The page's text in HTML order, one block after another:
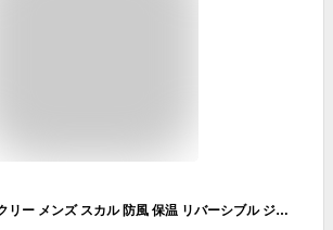
【SALE特価】オークリー メンズ スカル 防風 保温 リバーシブル ジャケット FOA402855 SKULL REVERSIBLE WIND JACKET 2.0 防寒 【新品】1WF2 Oakley 長袖 アウター トップス NOV2